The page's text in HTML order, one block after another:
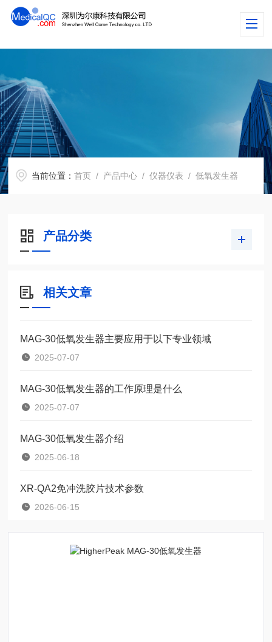
当前位置：首页 / 产品中心 /仪器仪表 /低氧发生器
产品分类
相关文章
MAG-30低氧发生器主要应用于以下专业领域
2025-07-07
MAG-30低氧发生器的工作原理是什么
2025-07-07
MAG-30低氧发生器介绍
2025-06-18
XR-QA2免冲洗胶片技术参数
2026-06-15